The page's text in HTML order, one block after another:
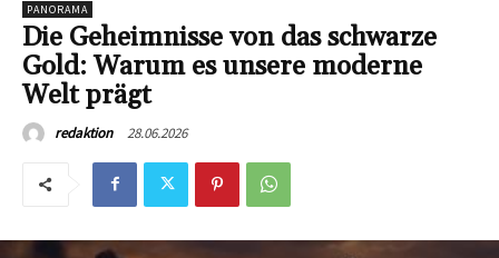
PANORAMA
Die Geheimnisse von das schwarze
Gold: Warum es unsere moderne
Welt prägt
redaktion 28.06.2026